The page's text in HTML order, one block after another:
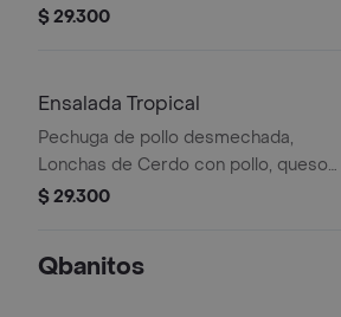
tomate chonto, queso mozzarella,
$ 29.300
Ensalada Tropical
Pechuga de pollo desmechada,
Lonchas de Cerdo con pollo, queso
amarillo, piña calada, lechuga batavia y
$ 29.300
Qbanitos